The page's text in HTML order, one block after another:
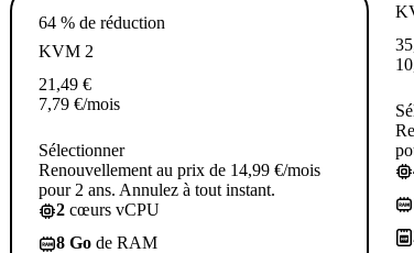
64 % de réduction
KVM 2
21,49 €
7,79 €/mois
Sélectionner
Renouvellement au prix de 14,99 €/mois
pour 2 ans. Annulez à tout instant.
2 cœurs vCPU
8 Go de RAM